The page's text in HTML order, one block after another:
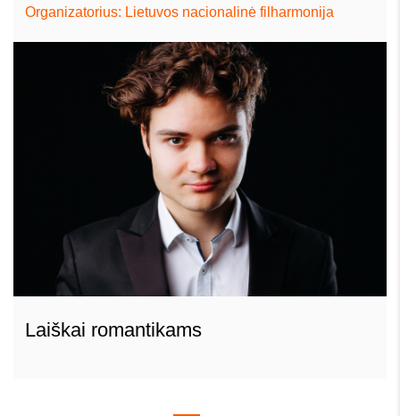
Organizatorius: Lietuvos nacionalinė filharmonija
Laiškai romantikams